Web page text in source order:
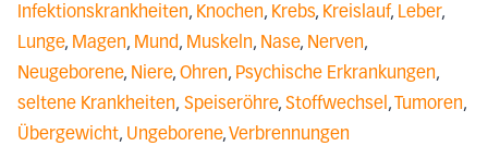
Infektionskrankheiten, Knochen, Krebs, Kreislauf, Leber,
Lunge, Magen, Mund, Muskeln, Nase, Nerven,
Neugeborene, Niere, Ohren, Psychische Erkrankungen,
seltene Krankheiten, Speiseröhre, Stoffwechsel , Tumoren,
Übergewicht, Ungeborene,Verbrennungen